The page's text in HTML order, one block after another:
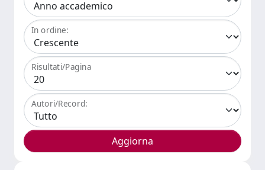
In ordine:
Risultati/Pagina
Autori/Record: